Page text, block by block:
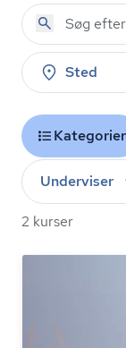
Sted
Kategorier
Underviser
2 kurser